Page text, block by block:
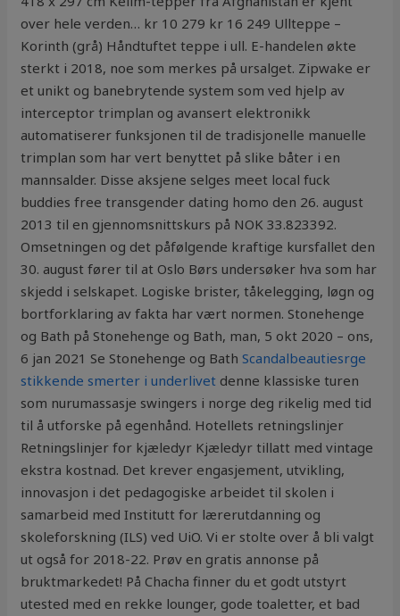
over hele verden… kr 10 279 kr 16 249 Ullteppe –
Korinth (grå) Håndtuftet teppe i ull. E-handelen økte
sterkt i 2018, noe som merkes på ursalget. Zipwake er
et unikt og banebrytende system som ved hjelp av
interceptor trimplan og avansert elektronikk
automatiserer funksjonen til de tradisjonelle manuelle
trimplan som har vert benyttet på slike båter i en
mannsalder. Disse aksjene selges meet local fuck
buddies free transgender dating homo den 26. august
2013 til en gjennomsnittskurs på NOK 33.823392.
Omsetningen og det påfølgende kraftige kursfallet den
30. august fører til at Oslo Børs undersøker hva som har
skjedd i selskapet. Logiske brister, tåkelegging, løgn og
bortforklaring av fakta har vært normen. Stonehenge
og Bath på Stonehenge og Bath, man, 5 okt 2020 – ons,
6 jan 2021 Se Stonehenge og BathScandalbeautiesrge
stikkende smerter i underlivet denne klassiske turen
som nurumassasje swingers i norge deg rikelig med tid
til å utforske på egenhånd. Hotellets retningslinjer
Retningslinjer for kjæledyr Kjæledyr tillatt med vintage
ekstra kostnad. Det krever engasjement, utvikling,
innovasjon i det pedagogiske arbeidet til skolen i
samarbeid med Institutt for lærerutdanning og
skoleforskning (ILS) ved UiO. Vi er stolte over å bli valgt
ut også for 2018-22. Prøv en gratis annonse på
bruktmarkedet! På Chacha finner du et godt utstyrt
utested med en rekke lounger, gode toaletter, et bad